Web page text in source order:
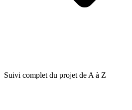
Suivi complet du projet de A à Z